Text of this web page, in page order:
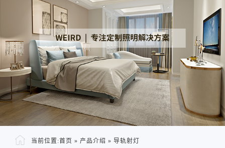
当前位置:首页 » 产品介绍 » 导轨射灯